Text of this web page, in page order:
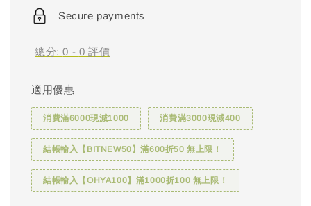
Secure payments
總分:0 - 0 評價
適用優惠
消費滿6000現減1000 消費滿3000現減400
結帳輸入【BITNEW50】滿600折50 無上限！
結帳輸入【OHYA100】滿1000折100 無上限！